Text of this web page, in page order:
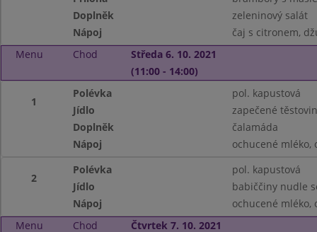
Doplněk
zeleninový salát
Nápoj
čaj s citronem,
Menu
Chod
Středa 6. 10. 2021
(11:00 - 14:00)
1
Polévka
pol. kapustová
Jídlo
zapečené
Doplněk
čalamáda
Nápoj
ochucené mléko,
2
Polévka
pol. kapustová
Jídlo
babiččiny nudle
Nápoj
ochucené mléko,
Menu
Chod
Čtvrtek 7. 10. 2021